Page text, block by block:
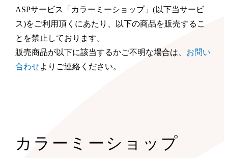
ASPサービス「カラーミーショップ」(以下当サービ
ス)をご利用頂くにあたり、以下の商品を販売するこ
とを禁止しております。
販売商品が以下に該当するかご不明な場合は、 お問い
合わせよりご連絡ください。
カラーミーショップ